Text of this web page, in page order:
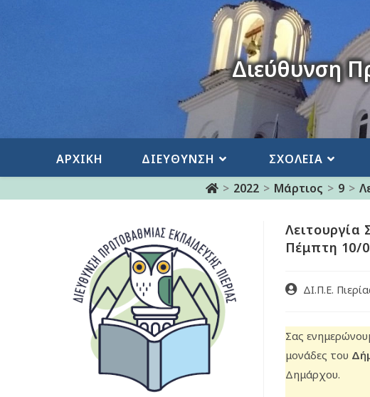
Διεύθυνση
ΑΡΧΙΚΗ ΔΙΕΥΘΥΝΣΗ ΣΧΟΛΕΙΑ
> 2022 > Μάρτιος > 9 >
Πέμπτη 10/
ΔΙ.Π.Ε.
Σας
μονάδες του
Δημάρχου.